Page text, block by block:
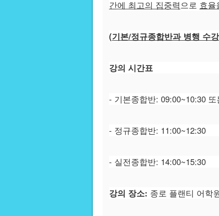
간에 최고의 집중력으로 효율
(기본/정규종합반과 병행 수
강의 시간표
- 기본종합반: 09:00~10:30
- 정규종합반: 11:00~12:30
- 실전종합반: 14:00~15:30
강의 장소: 종로 플랜티 어학